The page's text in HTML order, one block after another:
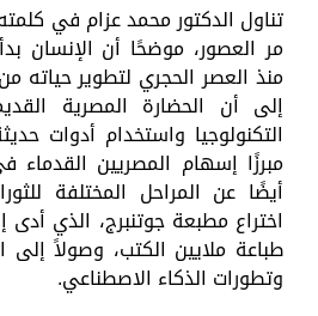
تناول الدكتور محمد عزام في
مر العصور، موضحًا أن الإنسان
منذ العصر الحجري لتطوير حياته
إلى أن الحضارة المصرية
التكنولوجيا واستخدام أدوات
مبرزًا إسهام المصريين
أيضًا عن المراحل المختلفة
اختراع مطبعة جوتنبرج، الذي أدى
طباعة ملايين الكتب، وصولاً إلى
وتطورات الذكاء الاصطناعي.